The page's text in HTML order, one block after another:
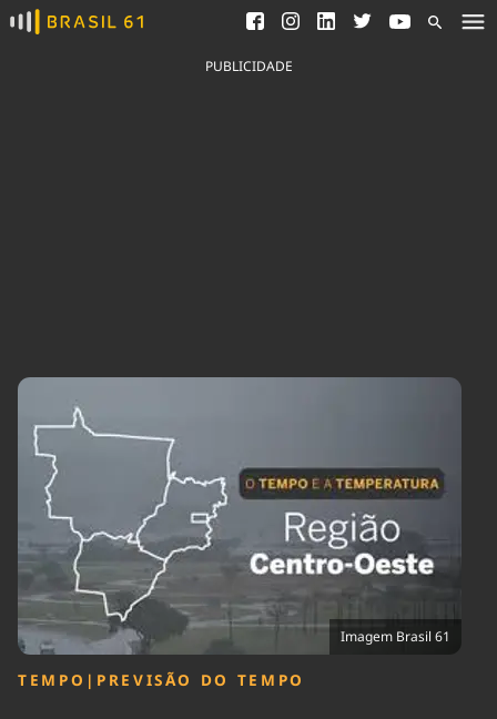
Ver todas as notícias
Saneamento
Indicadores
Agronegócios
Brasil
Brasil Mineral
Ciência &
Tecnologia
Cinema
Cultura
Economia
Educação
Infraestrutura
Internacional
Saúde
Tempo
PUBLICIDADE
Imagem Brasil 61
TEMPO | PREVISÃO DO TEMPO